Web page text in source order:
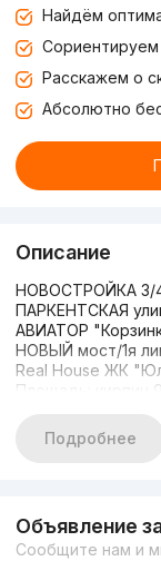
Найдём
Сориентируем
Расскажем о
Абсолютно
Описание
НОВОСТРОЙКА 3/
ПАРКЕНТСКАЯ
АВИАТОР
НОВЫЙ мост/1я
Real House ЖК
Площадь: кирпич
Выполнено
ЦЕНА: 137.000у.е
Подробнее
Объявление
Сообщите нам и